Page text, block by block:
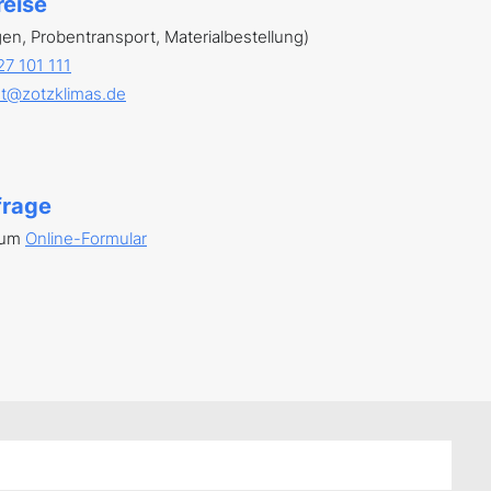
Probentransport, Materialbestellung)
101 111
Online-Formular